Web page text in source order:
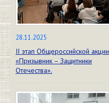
28.11.2025
II этап Общероссийской акции
«Призывник – Защитники
Отечества».